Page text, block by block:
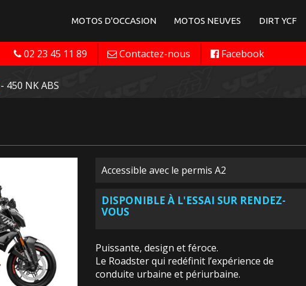
MOTOS D'OCCASION MOTOS NEUVES DIRT YCF
02 23 45 11 89 Contactez-nous Facebook
- 450 NK ABS
Accessible avec le permis A2
DISPONIBLE À L'ESSAI SUR RENDEZ-
VOUS
Puissante, design et féroce.
Le Roadster qui redéfinit l’expérience de
conduite urbaine et périurbaine.